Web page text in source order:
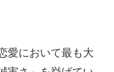
愛において最も大